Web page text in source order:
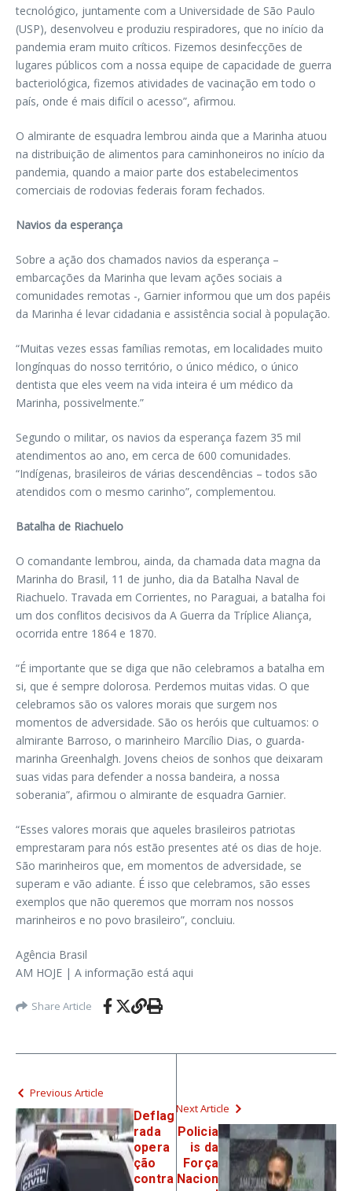
tecnológico, juntamente com a Universidade de São Paulo
(USP), desenvolveu e produziu respiradores, que no início da
pandemia eram muito críticos. Fizemos desinfecções de
lugares públicos com a nossa equipe de capacidade de guerra
bacteriológica, fizemos atividades de vacinação em todo o
país, onde é mais difícil o acesso”, afirmou.
O almirante de esquadra lembrou ainda que a Marinha atuou
na distribuição de alimentos para caminhoneiros no início da
pandemia, quando a maior parte dos estabelecimentos
comerciais de rodovias federais foram fechados.
Navios da esperança
Sobre a ação dos chamados navios da esperança –
embarcações da Marinha que levam ações sociais a
comunidades remotas -, Garnier informou que um dos papéis
da Marinha é levar cidadania e assistência social à população.
“Muitas vezes essas famílias remotas, em localidades muito
longínquas do nosso território, o único médico, o único
dentista que eles veem na vida inteira é um médico da
Marinha, possivelmente.”
Segundo o militar, os navios da esperança fazem 35 mil
atendimentos ao ano, em cerca de 600 comunidades.
“Indígenas, brasileiros de várias descendências – todos são
atendidos com o mesmo carinho”, complementou.
Batalha de Riachuelo
O comandante lembrou, ainda, da chamada data magna da
Marinha do Brasil, 11 de junho, dia da Batalha Naval de
Riachuelo. Travada em Corrientes, no Paraguai, a batalha foi
um dos conflitos decisivos da A Guerra da Tríplice Aliança,
ocorrida entre 1864 e 1870.
“É importante que se diga que não celebramos a batalha em
si, que é sempre dolorosa. Perdemos muitas vidas. O que
celebramos são os valores morais que surgem nos
momentos de adversidade. São os heróis que cultuamos: o
almirante Barroso, o marinheiro Marcílio Dias, o guarda-
marinha Greenhalgh. Jovens cheios de sonhos que deixaram
suas vidas para defender a nossa bandeira, a nossa
soberania”, afirmou o almirante de esquadra Garnier.
“Esses valores morais que aqueles brasileiros patriotas
emprestaram para nós estão presentes até os dias de hoje.
São marinheiros que, em momentos de adversidade, se
superam e vão adiante. É isso que celebramos, são esses
exemplos que não queremos que morram nos nossos
marinheiros e no povo brasileiro”, concluiu.
Agência Brasil
AM HOJE | A informação está aqui
Share Article
Previous Article
Deflag
rada
opera
ção
contra
Next Article
Policia
is da
Força
Nacion